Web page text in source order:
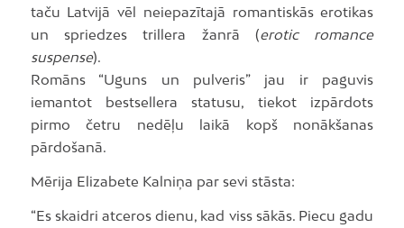
taču Latvijā vēl neiepazītajā romantiskās erotikas
un spriedzes trillera žanrā (erotic romance
suspense).
Romāns “Uguns un pulveris” jau ir paguvis
iemantot bestsellera statusu, tiekot izpārdots
pirmo četru nedēļu laikā kopš nonākšanas
pārdošanā.
Mērija Elizabete Kalniņa par sevi stāsta:
“Es skaidri atceros dienu, kad viss sākās. Piecu gadu